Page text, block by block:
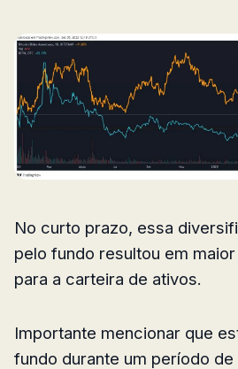
No curto prazo, essa
pelo fundo resultou em
para a carteira de ativos.
Importante mencionar que
fundo durante um período de